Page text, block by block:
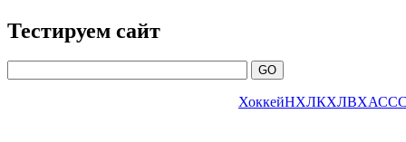
Тестируем сайт
ХоккейНХЛКХЛВХА